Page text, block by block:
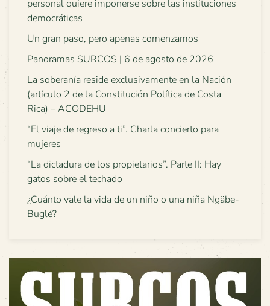
personal quiere imponerse sobre las instituciones
democráticas
Un gran paso, pero apenas comenzamos
Panoramas SURCOS | 6 de agosto de 2026
La soberanía reside exclusivamente en la Nación
(artículo 2 de la Constitución Política de Costa
Rica) – ACODEHU
“El viaje de regreso a ti”. Charla concierto para
mujeres
“La dictadura de los propietarios”. Parte II: Hay
gatos sobre el techado
¿Cuánto vale la vida de un niño o una niña Ngäbe-
Buglé?